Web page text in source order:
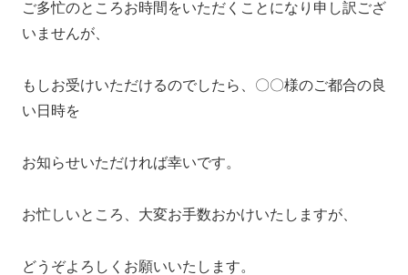
ご多忙のところお時間をいただくことになり申し訳ござ
いませんが、
もしお受けいただけるのでしたら、〇〇様のご都合の良
い日時を
お知らせいただければ幸いです。
お忙しいところ、大変お手数おかけいたしますが、
どうぞよろしくお願いいたします。